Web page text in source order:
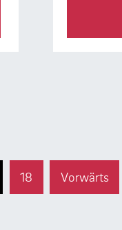
18 Vorwärts